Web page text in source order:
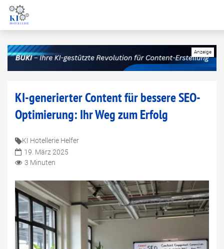
KI-generierter Content für bessere SEO-
Optimierung: Ihr Weg zum Erfolg
KI Hotellerie Helfer
19. März 2025
3 Minuten